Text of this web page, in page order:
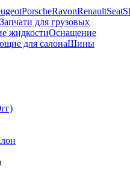
PorscheRavonRenaultSeat
Запчати для грузовых
жидкостиОснащение
для салонаШины